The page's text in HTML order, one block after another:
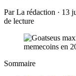
Par La rédaction · 13
de lecture
Sommaire